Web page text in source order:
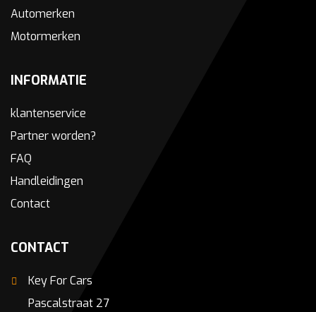
Automerken
Motormerken
INFORMATIE
klantenservice
Partner worden?
FAQ
Handleidingen
Contact
CONTACT
Key For Cars
Pascalstraat 27